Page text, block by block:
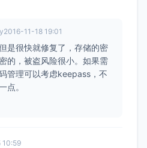
2016-11-18 19:01
是很快就修复了，存储的密
的，被盗风险很小。如果需
管理可以考虑keepass，不
点。
10:59